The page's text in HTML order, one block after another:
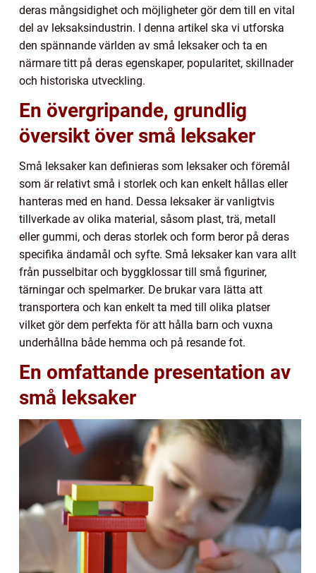
deras mångsidighet och möjligheter gör dem till en vital
del av leksaksindustrin. I denna artikel ska vi utforska
den spännande världen av små leksaker och ta en
närmare titt på deras egenskaper, popularitet, skillnader
och historiska utveckling.
En övergripande, grundlig
översikt över små leksaker
Små leksaker kan definieras som leksaker och föremål
som är relativt små i storlek och kan enkelt hållas eller
hanteras med en hand. Dessa leksaker är vanligtvis
tillverkade av olika material, såsom plast, trä, metall
eller gummi, och deras storlek och form beror på deras
specifika ändamål och syfte. Små leksaker kan vara allt
från pusselbitar och byggklossar till små figuriner,
tärningar och spelmarker. De brukar vara lätta att
transportera och kan enkelt ta med till olika platser
vilket gör dem perfekta för att hålla barn och vuxna
underhållna både hemma och på resande fot.
En omfattande presentation av
små leksaker